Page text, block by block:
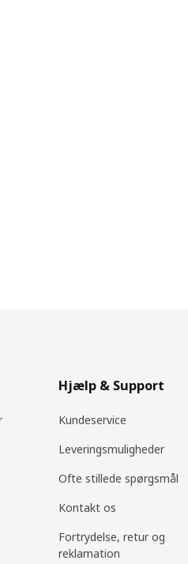
Hjælp & Support
Kundeservice
Leveringsmuligheder
Ofte stillede spørgsmål
Kontakt os
Fortrydelse, retur og
reklamation